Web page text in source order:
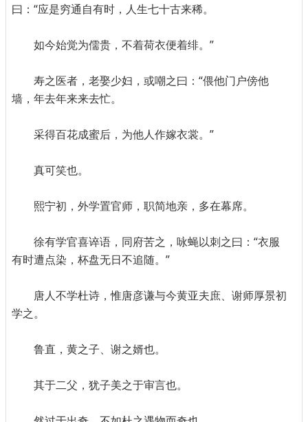
曰：“应是穷通自有时，人生七十古来稀。
如今始觉为儒贵，不着荷衣便着绯。”
寿之医者，老娶少妇，或嘲之曰：“偎他门户傍他
墙，年去年来来去忙。
采得百花成蜜后，为他人作嫁衣裳。”
真可笑也。
熙宁初，外学置官师，职简地亲，多在幕席。
徐有学官喜谇语，同府苦之，咏蝇以刺之曰：“衣服
有时遭点染，杯盘无日不追随。”
唐人不学杜诗，惟唐彦谦与今黄亚夫庶、谢师厚景初
学之。
鲁直，黄之子、谢之婿也。
其于二父，犹子美之于审言也。